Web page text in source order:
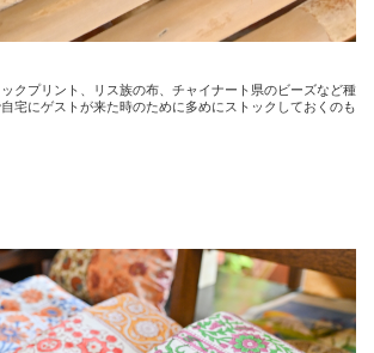
クプリント、リス族の布、チャイナート県のビーズなど種
宅にゲストが来た時のために多めにストックしておくのも